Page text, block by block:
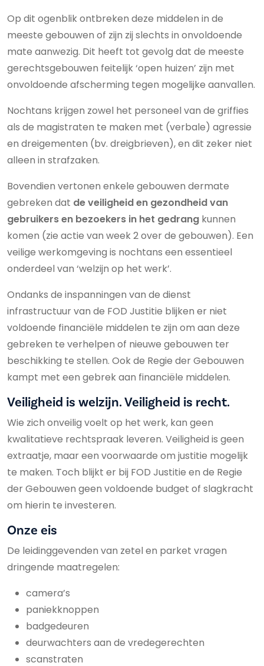
Op dit ogenblik ontbreken deze middelen in de
meeste gebouwen of zijn zij slechts in onvoldoende
mate aanwezig. Dit heeft tot gevolg dat de meeste
gerechtsgebouwen feitelijk ‘open huizen’ zijn met
onvoldoende afscherming tegen mogelijke aanvallen.
Nochtans krijgen zowel het personeel van de griffies
als de magistraten te maken met (verbale) agressie
en dreigementen (bv. dreigbrieven), en dit zeker niet
alleen in strafzaken.
Bovendien vertonen enkele gebouwen dermate
gebreken dat de veiligheid en gezondheid van
gebruikers en bezoekers in het gedrang kunnen
komen (zie actie van week 2 over de gebouwen). Een
veilige werkomgeving is nochtans een essentieel
onderdeel van ‘welzijn op het werk’.
Ondanks de inspanningen van de dienst
infrastructuur van de FOD Justitie blijken er niet
voldoende financiële middelen te zijn om aan deze
gebreken te verhelpen of nieuwe gebouwen ter
beschikking te stellen. Ook de Regie der Gebouwen
kampt met een gebrek aan financiële middelen.
Veiligheid is welzijn. Veiligheid is recht.
Wie zich onveilig voelt op het werk, kan geen
kwalitatieve rechtspraak leveren. Veiligheid is geen
extraatje, maar een voorwaarde om justitie mogelijk
te maken. Toch blijkt er bij FOD Justitie en de Regie
der Gebouwen geen voldoende budget of slagkracht
om hierin te investeren.
Onze eis
De leidinggevenden van zetel en parket vragen
dringende maatregelen:
camera’s
paniekknoppen
badgedeuren
deurwachters aan de vredegerechten
scanstraten